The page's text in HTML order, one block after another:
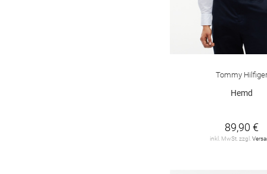
Tommy Hilfiger
Hemd
89,90 €
inkl. MwSt. zzgl.